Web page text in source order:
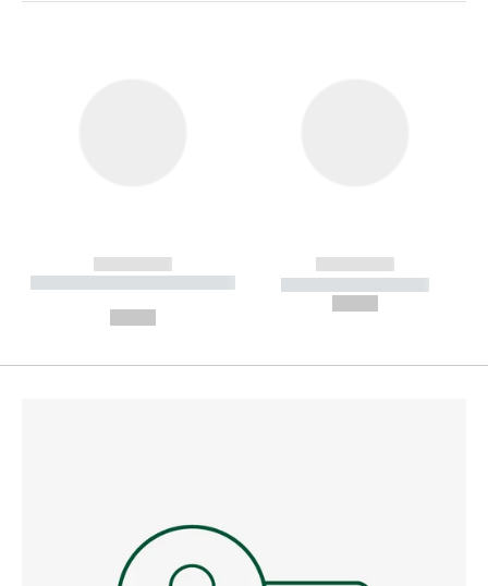
------------
----------- ----------- --------
------------
----------- -----------